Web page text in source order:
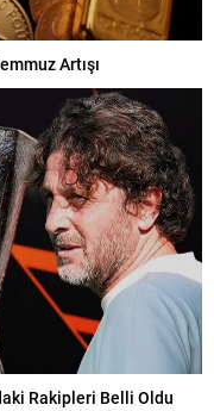
Artışı
Rakipleri Belli Oldu